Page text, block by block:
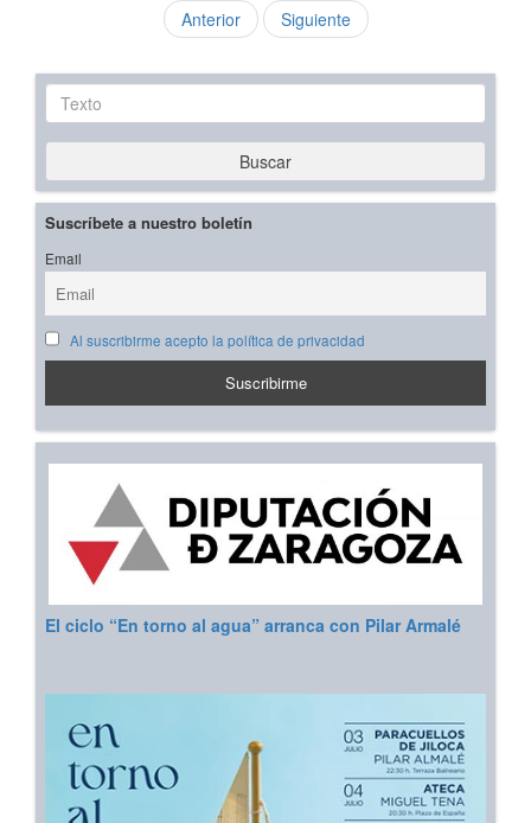
Anterior Siguiente
Texto
Buscar
Suscríbete a nuestro boletín
Email
Al suscribirme acepto la política de privacidad
El ciclo “En torno al agua” arranca con Pilar Armalé